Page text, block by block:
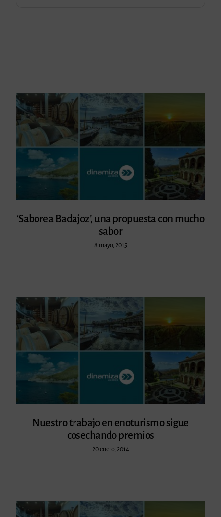
‘Saborea Badajoz’, una propuesta con mucho
sabor
8 mayo, 2015
Nuestro trabajo en enoturismo sigue
cosechando premios
20 enero, 2014